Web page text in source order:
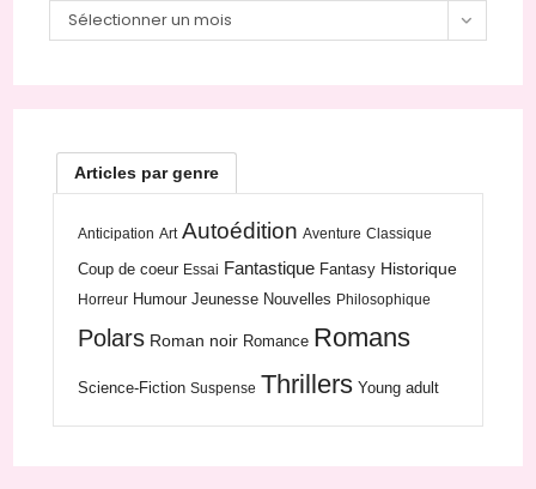
Archives
Sélectionner un mois
Articles par genre
Anticipation Art Autoédition Aventure Classique
Coup de coeur Essai Fantastique Fantasy Historique
Horreur Humour Jeunesse Nouvelles Philosophique
Polars Roman noir Romance Romans
Science-Fiction Suspense Thrillers Young adult